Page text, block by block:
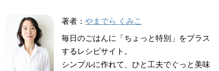
著者： やまでら くみこ
毎日のごはんに「ちょっと特別」をプラス
するレシピサイト。
シンプルに作れて、ひと工夫でぐっと美味